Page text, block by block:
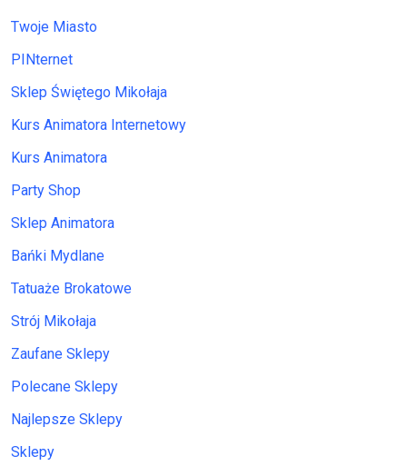
Twoje Miasto
PINternet
Sklep Świętego Mikołaja
Kurs Animatora Internetowy
Kurs Animatora
Party Shop
Sklep Animatora
Bańki Mydlane
Tatuaże Brokatowe
Strój Mikołaja
Zaufane Sklepy
Polecane Sklepy
Najlepsze Sklepy
Sklepy